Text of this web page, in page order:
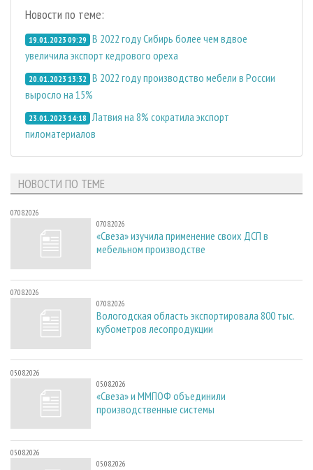
Новости по теме:
19.01.2023 09:29 В 2022 году Сибирь более чем вдвое
увеличила экспорт кедрового ореха
20.01.2023 13:32 В 2022 году производство мебели в России
выросло на 15%
23.01.2023 14:18 Латвия на 8% сократила экспорт
пиломатериалов
НОВОСТИ ПО ТЕМЕ
07.08.2026
07.08.2026
«Свеза» изучила применение своих ДСП в
мебельном производстве
07.08.2026
07.08.2026
Вологодская область экспортировала 800 тыс.
кубометров лесопродукции
05.08.2026
05.08.2026
«Свеза» и ММПОФ объединили
производственные системы
05.08.2026
05.08.2026